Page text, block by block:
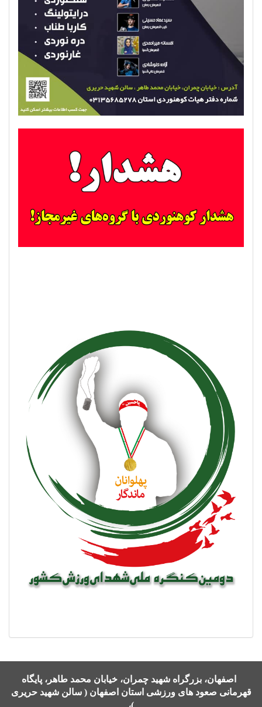
اصفهان، بزرگراه شهید چمران، خیابان محمد طاهر، پایگاه
قهرمانی صعود های ورزشی استان اصفهان ( سالن شهید حریری